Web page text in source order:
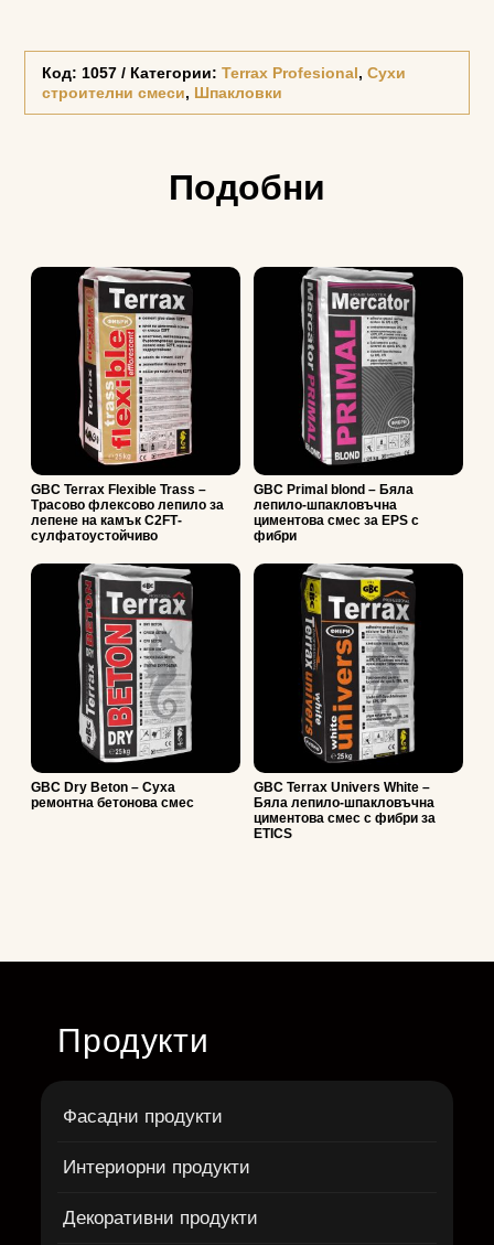
Код: 1057 Категории:Terrax Profesional,Сухи
строителни смеси, Шпакловки
Подобни
GBC Terrax Flexible Trass –
Трасово флексово лепило за
лепене на камък С2FТ-
сулфатоустойчиво
GBC Primal blond – Бяла
лепило-шпакловъчна
циментова смес за EPS с
фибри
GBC Dry Beton – Суха
ремонтна бетонова смес
GBC Terrax Univers White –
Бяла лепило-шпакловъчна
циментова смес с фибри за
ETICS
Продукти
Фасадни продукти
Интериорни продукти
Декоративни продукти